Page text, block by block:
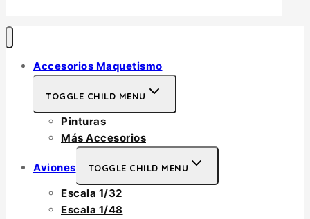
Accesorios Maquetismo
TOGGLE CHILD MENU
Pinturas
Más Accesorios
Aviones TOGGLE CHILD MENU
Escala 1/32
Escala 1/48